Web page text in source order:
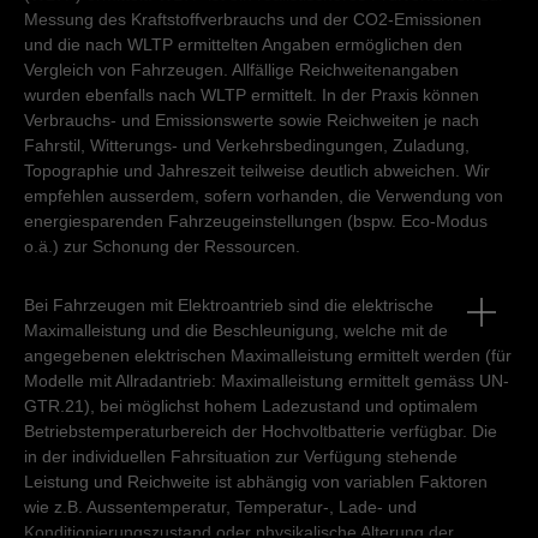
Samstag - Sonntag
geschlossen
Montag - Freitag 07:00-12:00 13:15 -18:15
Samstag - Sonntag
geschlossen
Messung des Kraftstoffverbrauchs und der CO2-Emissionen
und die nach WLTP ermittelten Angaben ermöglichen den
Vergleich von Fahrzeugen. Allfällige Reichweitenangaben
wurden ebenfalls nach WLTP ermittelt. In der Praxis können
Verbrauchs- und Emissionswerte sowie Reichweiten je nach
Fahrstil, Witterungs- und Verkehrsbedingungen, Zuladung,
Topographie und Jahreszeit teilweise deutlich abweichen. Wir
empfehlen ausserdem, sofern vorhanden, die Verwendung von
energiesparenden Fahrzeugeinstellungen (bspw. Eco-Modus
o.ä.) zur Schonung der Ressourcen.
Bei Fahrzeugen mit Elektroantrieb sind die elektrische
Maximalleistung und die Beschleunigung, welche mit der
angegebenen elektrischen Maximalleistung ermittelt werden (für
Modelle mit Allradantrieb: Maximalleistung ermittelt gemäss UN-
GTR.21), bei möglichst hohem Ladezustand und optimalem
Betriebstemperaturbereich der Hochvoltbatterie verfügbar. Die
in der individuellen Fahrsituation zur Verfügung stehende
Leistung und Reichweite ist abhängig von variablen Faktoren
wie z.B. Aussentemperatur, Temperatur-, Lade- und
Konditionierungszustand oder physikalische Alterung der